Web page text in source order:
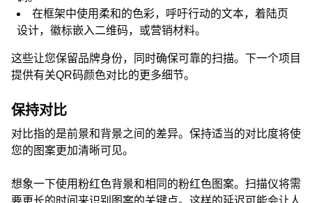
在框架中使用柔和的色彩，呼吁行动的文本，着陆页
设计，徽标嵌入二维码，或营销材料。
这些让您保留品牌身份，同时确保可靠的扫描。下一个项目
提供有关QR码颜色对比的更多细节。
保持对比
对比指的是前景和背景之间的差异。保持适当的对比度将使
您的图案更加清晰可见。
想象一下使用粉红色背景和相同的粉红色图案。扫描仪将需